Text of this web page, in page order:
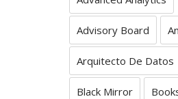
Advisory Board
Arquitecto De Datos
Black Mirror